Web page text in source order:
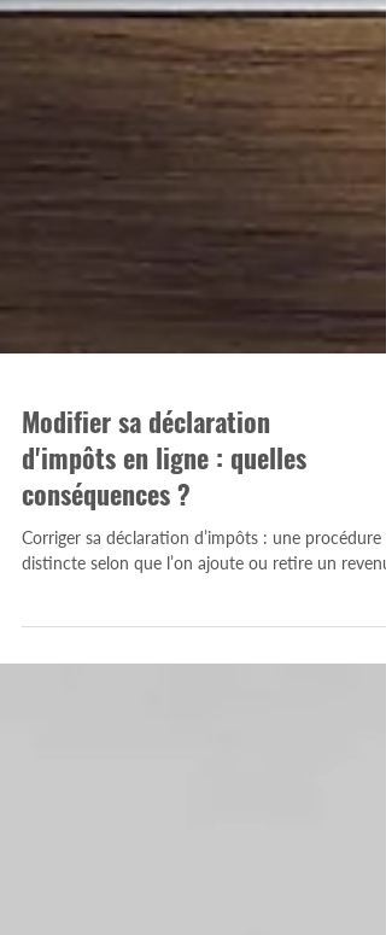
Modifier sa déclaration
d'impôts en ligne : quelles
conséquences ?
Corriger sa déclaration d’impôts : une procédure